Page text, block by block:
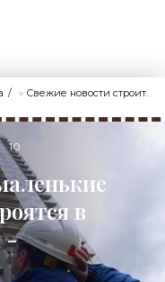
» Свежие новости строительства
10
в
-